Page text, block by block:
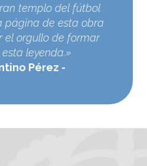
templo del fútbol
página de esta obra
el orgullo de formar
leyenda.»
Pérez